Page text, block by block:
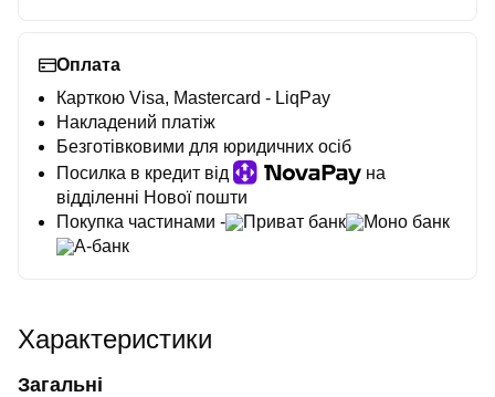
Оплата
Карткою Visa, Mastercard - LiqPay
Накладений платіж
Безготівковими для юридичних осіб
Посилка в кредит від
на
відділенні Нової пошти
Покупка частинами -
Приват банк
Моно банк
А-банк
Характеристики
Загальні